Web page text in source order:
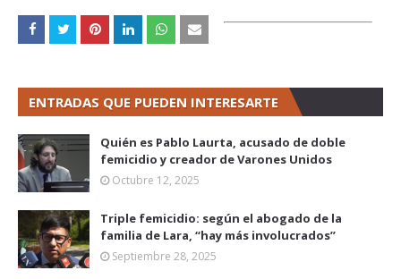
ENTRADAS QUE PUEDEN INTERESARTE
Quién es Pablo Laurta, acusado de doble
femicidio y creador de Varones Unidos
Octubre 12, 2025
Triple femicidio: según el abogado de la
familia de Lara, “hay más involucrados”
Septiembre 28, 2025